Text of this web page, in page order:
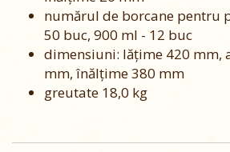
numărul de borcane pentru
50 buc, 900 ml - 12 buc
dimensiuni: lățime 420 mm,
mm, înălțime 380 mm
greutate 18,0 kg